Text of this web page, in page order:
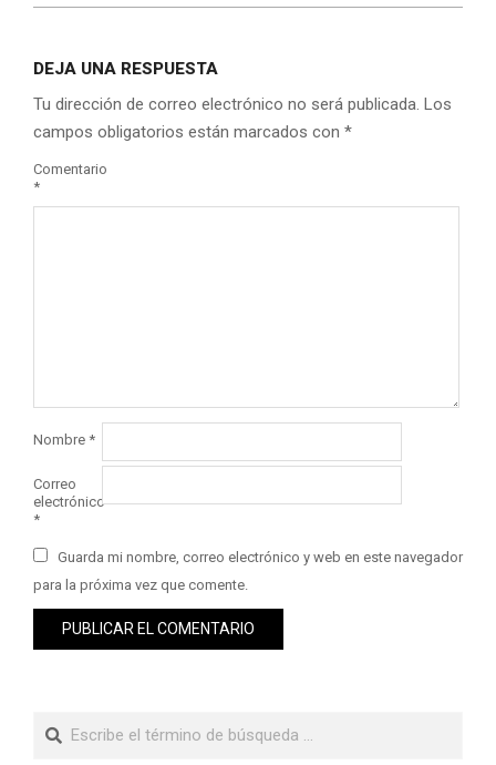
DEJA UNA RESPUESTA
Tu dirección de correo electrónico no será publicada. Los
campos obligatorios están marcados con *
Comentario
*
Nombre *
Correo
electrónico
*
Guarda mi nombre, correo electrónico y web en este navegador
para la próxima vez que comente.